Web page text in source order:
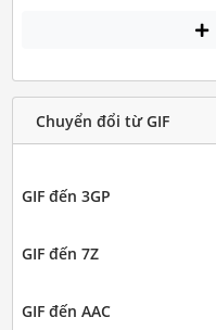
Chuyển đổi từ GIF
GIF đến 3GP
GIF đến 7Z
GIF đến AAC